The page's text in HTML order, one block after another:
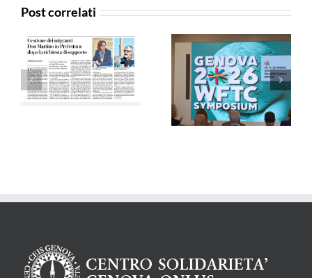
Post correlati
Agensir –
29/04/2026
La Voce di Genova
– 29/04/2026